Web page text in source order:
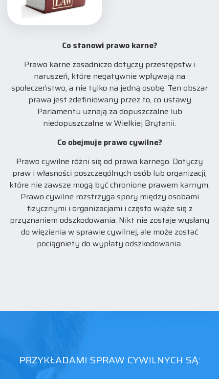
Co stanowi prawo karne?
Prawo karne zasadniczo dotyczy przestępstw i
naruszeń, które negatywnie wpływają na
społeczeństwo, a nie tylko na jedną osobę. Ten obszar
prawa jest zdefiniowany przez to, co ustawy
Parlamentu uznają za dopuszczalne lub
niedopuszczalne w Wielkiej Brytanii.
Co obejmuje prawo cywilne?
Prawo cywilne różni się od prawa karnego. Dotyczy
praw i własności poszczególnych osób lub organizacji,
które nie zawsze mogą być chronione prawem karnym.
Prawo cywilne rozstrzyga spory między osobami
fizycznymi i organizacjami i często wiąże się z
przyznaniem odszkodowania. Nikt nie zostaje wysłany
do więzienia w sprawie cywilnej, ale może zostać
pociągniety do wypłaty odszkodowania.
PRZYKŁADAMI SPRAW CYWILNYCH SĄ: